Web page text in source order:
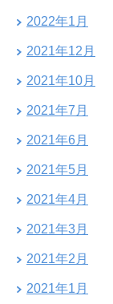
2022年1月
2021年12月
2021年10月
2021年7月
2021年6月
2021年5月
2021年4月
2021年3月
2021年2月
2021年1月